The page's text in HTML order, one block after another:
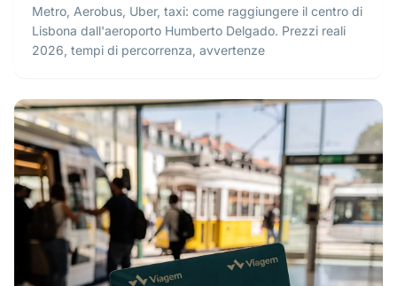
Metro, Aerobus, Uber, taxi: come raggiungere il centro di
Lisbona dall'aeroporto Humberto Delgado. Prezzi reali
2026, tempi di percorrenza, avvertenze